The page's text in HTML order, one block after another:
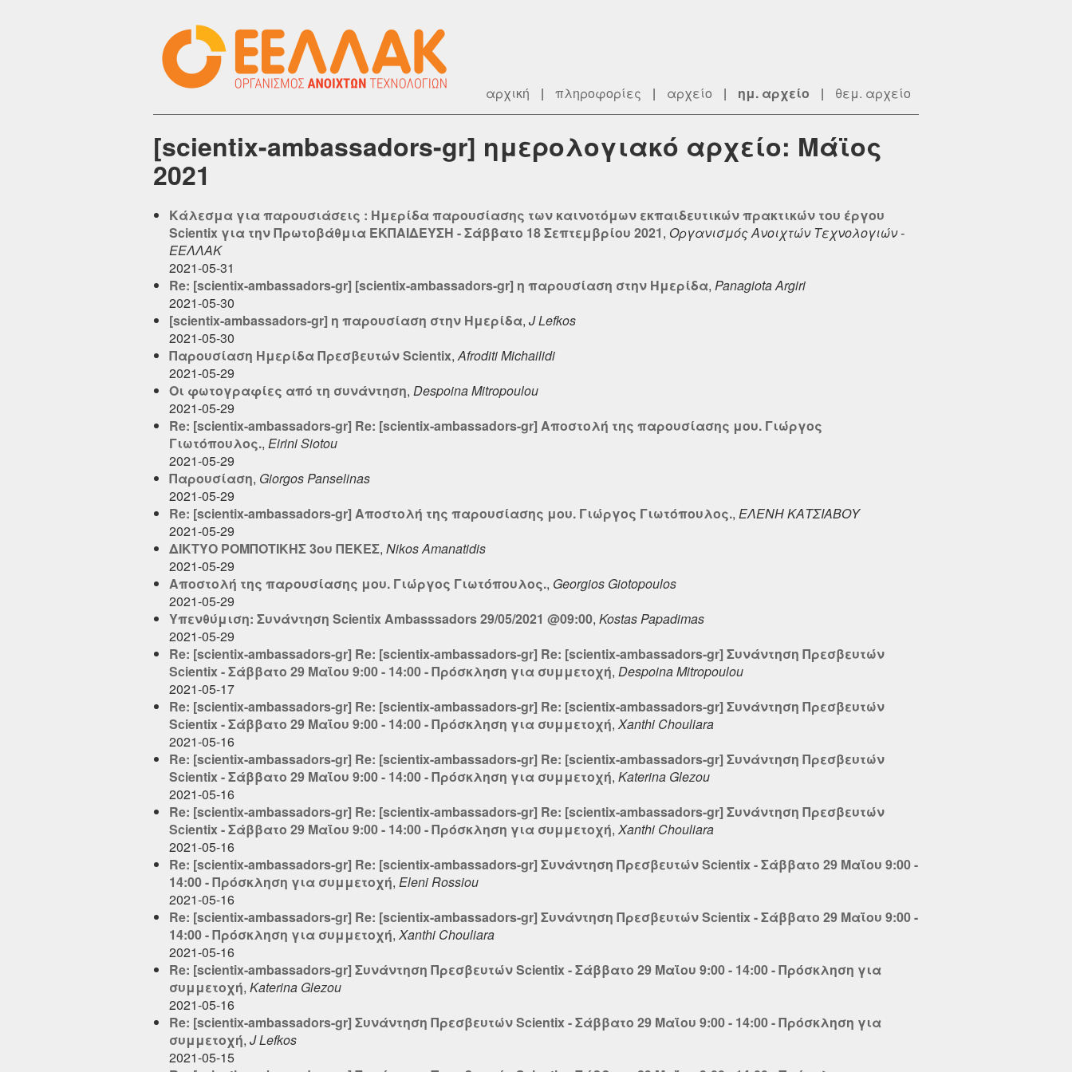
αρχική | πληροφορίες | αρχείο | ημ. αρχείο | θεμ. αρχείο
[scientix-ambassadors-gr] ημερολογιακό αρχείο: Μάϊος
2021
Κάλεσμα για παρουσιάσεις : Ημερίδα παρουσίασης των καινοτόμων εκπαιδευτικών πρακτικών του έργου
Scientix για την Πρωτοβάθμια ΕΚΠΑΙΔΕΥΣΗ - Σάββατο 18 Σεπτεμβρίου 2021, Οργανισμός Ανοιχτών Τεχνολογιών -
ΕΕΛΛΑΚ
2021-05-31
Re: [scientix-ambassadors-gr] [scientix-ambassadors-gr] η παρουσίαση στην Ημερίδα, Panagiota Argiri
2021-05-30
[scientix-ambassadors-gr] η παρουσίαση στην Ημερίδα, J Lefkos
2021-05-30
Παρουσίαση Ημερίδα Πρεσβευτών Scientix,Afroditi Michailidi
2021-05-29
Οι φωτογραφίες από τη συνάντηση, Despoina Mitropoulou
2021-05-29
Re: [scientix-ambassadors-gr] Re: [scientix-ambassadors-gr] Αποστολή της παρουσίασης μου. Γιώργος
Γιωτόπουλος., Eirini Siotou
2021-05-29
Παρουσίαση, Giorgos Panselinas
2021-05-29
Re: [scientix-ambassadors-gr] Αποστολή της παρουσίασης μου. Γιώργος Γιωτόπουλος., ΕΛΕΝΗ ΚΑΤΣΙΑΒΟΥ
2021-05-29
ΔΙΚΤΥΟ ΡΟΜΠΟΤΙΚΗΣ 3ου ΠΕΚΕΣ, Nikos Amanatidis
2021-05-29
Αποστολή της παρουσίασης μου. Γιώργος Γιωτόπουλος., Georgios Giotopoulos
2021-05-29
Υπενθύμιση: Συνάντηση Scientix Ambasssadors 29/05/2021 @09:00, Kostas Papadimas
2021-05-29
Re: [scientix-ambassadors-gr] Re: [scientix-ambassadors-gr] Re: [scientix-ambassadors-gr] Συνάντηση Πρεσβευτών
Scientix - Σάββατο 29 Μαΐου 9:00 - 14:00 - Πρόσκληση για συμμετοχή, Despoina Mitropoulou
2021-05-17
Re: [scientix-ambassadors-gr] Re: [scientix-ambassadors-gr] Re: [scientix-ambassadors-gr] Συνάντηση Πρεσβευτών
Scientix - Σάββατο 29 Μαΐου 9:00 - 14:00 - Πρόσκληση για συμμετοχή, Xanthi Chouliara
2021-05-16
Re: [scientix-ambassadors-gr] Re: [scientix-ambassadors-gr] Re: [scientix-ambassadors-gr] Συνάντηση Πρεσβευτών
Scientix - Σάββατο 29 Μαΐου 9:00 - 14:00 - Πρόσκληση για συμμετοχή, Katerina Glezou
2021-05-16
Re: [scientix-ambassadors-gr] Re: [scientix-ambassadors-gr] Re: [scientix-ambassadors-gr] Συνάντηση Πρεσβευτών
Scientix - Σάββατο 29 Μαΐου 9:00 - 14:00 - Πρόσκληση για συμμετοχή, Xanthi Chouliara
2021-05-16
Re: [scientix-ambassadors-gr] Re: [scientix-ambassadors-gr] Συνάντηση Πρεσβευτών Scientix - Σάββατο 29 Μαΐου 9:00 -
14:00 - Πρόσκληση για συμμετοχή, Eleni Rossiou
2021-05-16
Re: [scientix-ambassadors-gr] Re: [scientix-ambassadors-gr] Συνάντηση Πρεσβευτών Scientix - Σάββατο 29 Μαΐου 9:00 -
14:00 - Πρόσκληση για συμμετοχή, Xanthi Chouliara
2021-05-16
Re: [scientix-ambassadors-gr] Συνάντηση Πρεσβευτών Scientix - Σάββατο 29 Μαΐου 9:00 - 14:00 - Πρόσκληση για
συμμετοχή, Katerina Glezou
2021-05-16
Re: [scientix-ambassadors-gr] Συνάντηση Πρεσβευτών Scientix - Σάββατο 29 Μαΐου 9:00 - 14:00 - Πρόσκληση για
συμμετοχή, J Lefkos
2021-05-15